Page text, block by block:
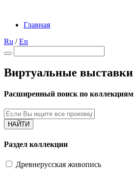
Главная
Ru /En
Виртуальные выставки
Расширенный поиск по коллекциям
НАЙТИ
Раздел коллекции
Древнерусская живопись